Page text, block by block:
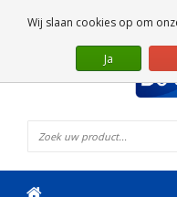
Wij slaan cookies op om
Ja